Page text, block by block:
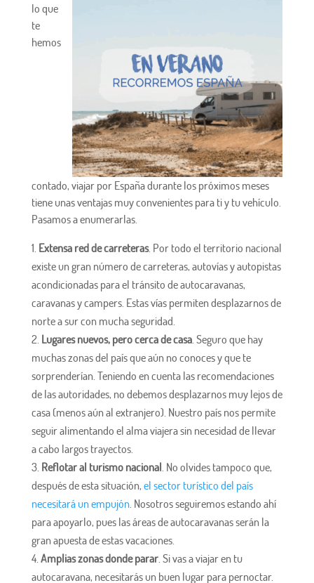
lo que
te
hemos
contado, viajar por España durante los próximos meses
tiene unas ventajas muy convenientes para ti y tu vehículo.
Pasamos a enumerarlas.
Extensa red de carreteras. Por todo el territorio nacional
existe un gran número de carreteras, autovías y autopistas
acondicionadas para el tránsito de autocaravanas,
caravanas y campers. Estas vías permiten desplazarnos de
norte a sur con mucha seguridad.
Lugares nuevos, pero cerca de casa. Seguro que hay
muchas zonas del país que aún no conoces y que te
sorprenderían. Teniendo en cuenta las recomendaciones
de las autoridades, no debemos desplazarnos muy lejos de
casa (menos aún al extranjero). Nuestro país nos permite
seguir alimentando el alma viajera sin necesidad de llevar
a cabo largos trayectos.
Reflotar al turismo nacional . No olvides tampoco que,
después de esta situación, el sector turístico del país
necesitará un empujón. Nosotros seguiremos estando ahí
para apoyarlo, pues las áreas de autocaravanas serán la
gran apuesta de estas vacaciones.
Amplias zonas donde parar. Si vas a viajar en tu
autocaravana, necesitarás un buen lugar para pernoctar.